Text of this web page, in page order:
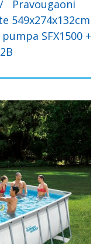
/
Pravougaoni
549x274x132cm
SFX1500 +